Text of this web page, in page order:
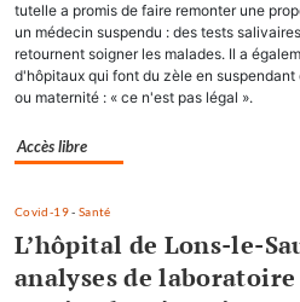
tutelle a promis de faire remonter une
un médecin suspendu : des tests
retournent soigner les malades. Il a
d'hôpitaux qui font du zèle en
ou maternité : « ce n'est pas légal ».
Accès libre
Covid-19- Santé
L’hôpital de Lons-le-
analyses de